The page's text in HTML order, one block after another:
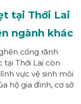
tại Thới Lai
ngành khác
cống rãnh
Thới Lai còn
vực vệ sinh môi
hộ gia đình, cơ sở